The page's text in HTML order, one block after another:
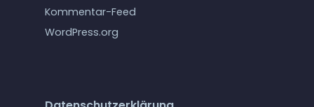
Kommentar-Feed
WordPress.org